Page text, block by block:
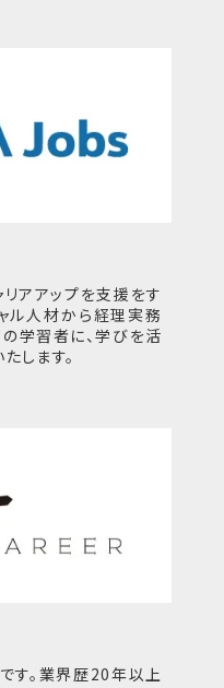
アアップを支援をす
ル人材から経理実務
学習者に、学びを活
します。
す。業界歴20年以上